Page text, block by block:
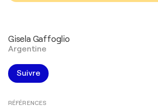
Gisela Gaffoglio
Argentine
Suivre
RÉFÉRENCES